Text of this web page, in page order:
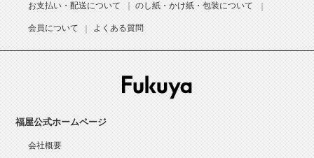
お支払い・配送について のし紙・かけ紙・包装について
会員について よくある質問
福屋公式ホームページ
会社概要